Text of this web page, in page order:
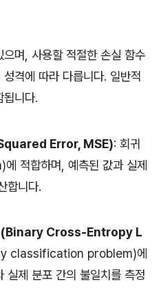
며, 사용할 적절한 손실 함수
격에 따라 다릅니다. 일반적
됩니다.
Error, MSE): 회귀
적합하며, 예측된 값과 실제
합니다.
(Binary Cross-Entropy L
classification problem)에
실제 분포 간의 불일치를 측정